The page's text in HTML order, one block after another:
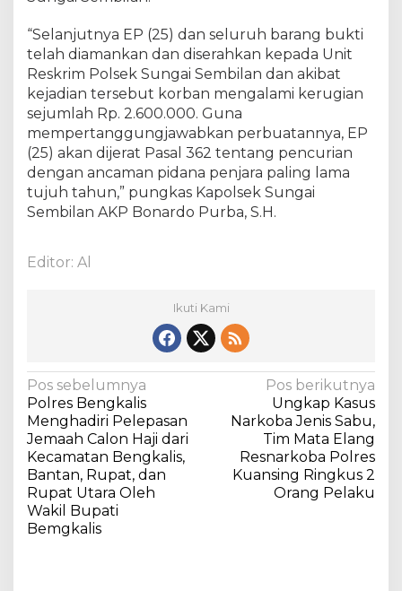
n
P
e
l
a
k
u
P
e
n
e
l
a
p
a
S
a
w
“Selanjutnya EP (25) dan seluruh barang bukti
telah diamankan dan diserahkan kepada Unit
Reskrim Polsek Sungai Sembilan dan akibat
kejadian tersebut korban mengalami kerugian
sejumlah Rp. 2.600.000. Guna
mempertanggungjawabkan perbuatannya, EP
(25) akan dijerat Pasal 362 tentang pencurian
dengan ancaman pidana penjara paling lama
tujuh tahun,” pungkas Kapolsek Sungai
Sembilan AKP Bonardo Purba, S.H.
Editor: Al
Ikuti Kami
N
a
v
i
g
a
s
Pos sebelumnya
Polres Bengkalis
Menghadiri Pelepasan
Jemaah Calon Haji dari
Kecamatan Bengkalis,
Bantan, Rupat, dan
Rupat Utara Oleh
Wakil Bupati
Bemgkalis
Pos berikutnya
Ungkap Kasus
Narkoba Jenis Sabu,
Tim Mata Elang
Resnarkoba Polres
Kuansing Ringkus 2
Orang Pelaku